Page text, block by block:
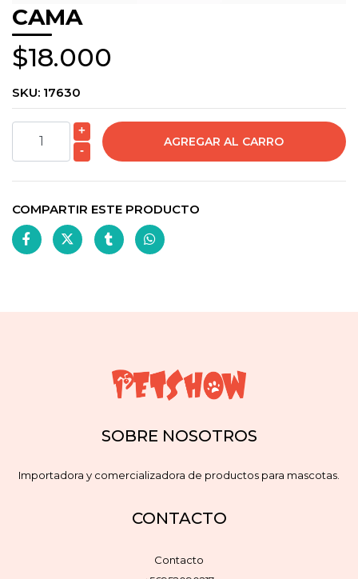
CAMA
$18.000
SKU: 17630
+
-
COMPARTIR ESTE PRODUCTO
SOBRE NOSOTROS
Importadora y comercializadora de productos para mascotas.
CONTACTO
Contacto